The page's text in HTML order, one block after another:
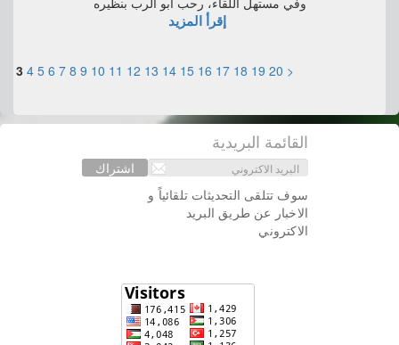
إقرأ المزيد
<
3 4 5 6 7 8 9 10 11 12 13 14 15 16 17 18 19 20
القائمة البريدية
اشتراك
سوف تتلقى التحديثات تلقائياً و
الاخبار عن طريق البريد
الاكتروني